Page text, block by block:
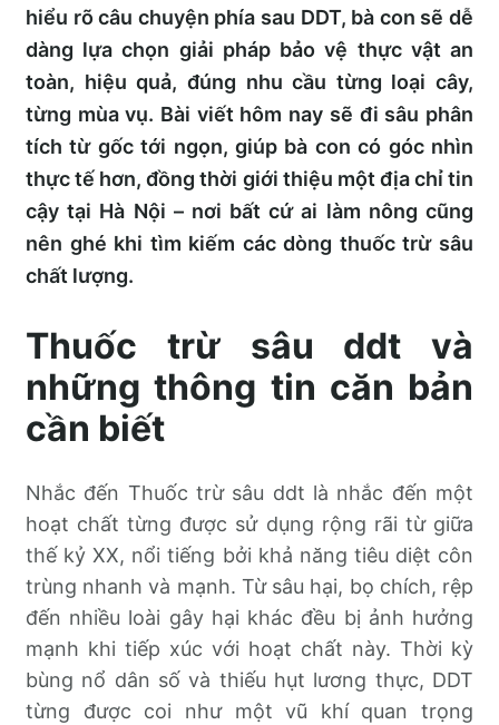
hiểu rõ câu chuyện phía sau DDT, bà con sẽ dễ
dàng lựa chọn giải pháp bảo vệ thực vật an
toàn, hiệu quả, đúng nhu cầu từng loại cây,
từng mùa vụ. Bài viết hôm nay sẽ đi sâu phân
tích từ gốc tới ngọn, giúp bà con có góc nhìn
thực tế hơn, đồng thời giới thiệu một địa chỉ tin
cậy tại Hà Nội – nơi bất cứ ai làm nông cũng
nên ghé khi tìm kiếm các dòng thuốc trừ sâu
chất lượng.
Thuốc trừ sâu ddt và
những thông tin căn bản
cần biết
Nhắc đến Thuốc trừ sâu ddt là nhắc đến một
hoạt chất từng được sử dụng rộng rãi từ giữa
thế kỷ XX, nổi tiếng bởi khả năng tiêu diệt côn
trùng nhanh và mạnh. Từ sâu hại, bọ chích, rệp
đến nhiều loài gây hại khác đều bị ảnh hưởng
mạnh khi tiếp xúc với hoạt chất này. Thời kỳ
bùng nổ dân số và thiếu hụt lương thực, DDT
từng được coi như một vũ khí quan trọng